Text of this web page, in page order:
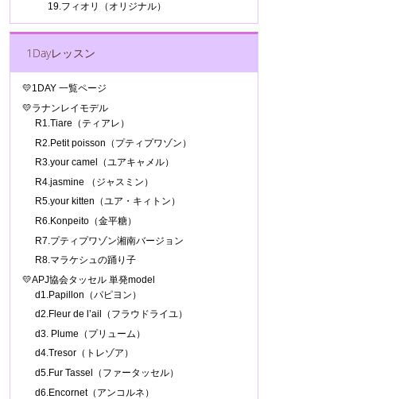
19.フィオリ（オリジナル）
1Dayレッスン
💛1DAY 一覧ページ
💛ラナンレイモデル
R1.Tiare（ティアレ）
R2.Petit poisson（プティプワゾン）
R3.your camel（ユアキャメル）
R4.jasmine （ジャスミン）
R5.your kitten（ユア・キィトン）
R6.Konpeito（金平糖）
R7.プティプワゾン湘南バージョン
R8.マラケシュの踊り子
💛APJ協会タッセル 単発model
d1.Papillon（パピヨン）
d2.Fleur de l’ail（フラウドライユ）
d3. Plume（プリューム）
d4.Tresor（トレゾア）
d5.Fur Tassel（ファータッセル）
d6.Encornet（アンコルネ）